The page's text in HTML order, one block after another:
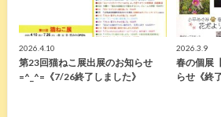
2026.4.10
第23回猫ねこ展出展のお知らせ
=^_^=《7/26終了しました》
2026.3.9
春の個展
らせ《終